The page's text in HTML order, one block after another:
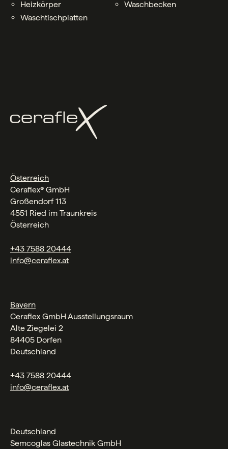
Heizkörper
Waschbecken
Waschtischplatten
Österreich
Ceraflex® GmbH
Großendorf 113
4551 Ried im Traunkreis
Österreich
+43 7588 20444
info@ceraflex.at
Bayern
Ceraflex GmbH Ausstellungsraum
Alte Ziegelei 2
84405 Dorfen
Deutschland
+43 7588 20444
info@ceraflex.at
Deutschland
Semcoglas Glastechnik GmbH